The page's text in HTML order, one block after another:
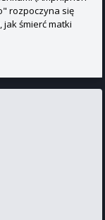
rozpoczyna się
jak śmierć matki